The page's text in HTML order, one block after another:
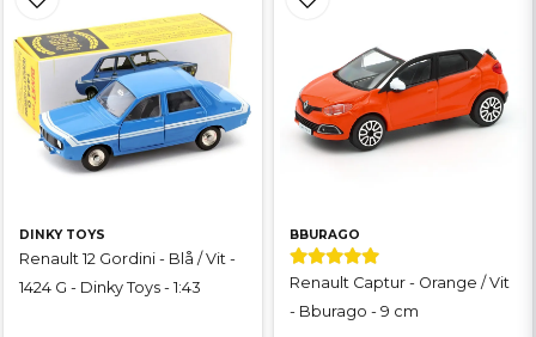
DINKY TOYS
Renault 12 Gordini - Blå / Vit -
1424 G - Dinky Toys - 1:43
BBURAGO
Renault Captur - Orange / Vit
- Bburago - 9 cm